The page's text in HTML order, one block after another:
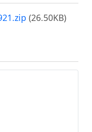
(26.50KB)